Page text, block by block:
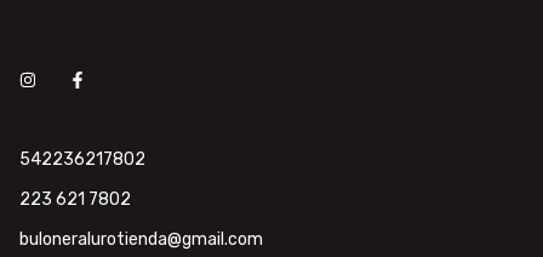
542236217802
223 621 7802
buloneralurotienda@gmail.com